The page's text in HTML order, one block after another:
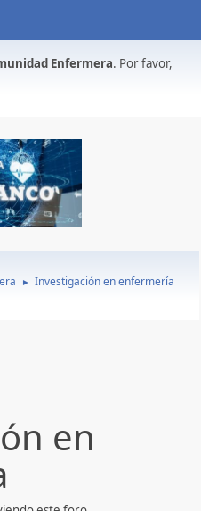
Enfermera. Por favor,
► Investigación en enfermería
en